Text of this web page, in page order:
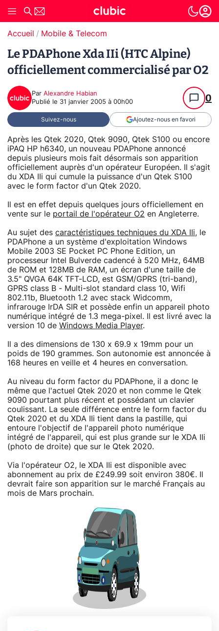
Accueil Mobile & Telecom
Le PDAPhone Xda IIi (HTC Alpine)
officiellement commercialisé par O2
Par Alexandre Habian
Publié le 31 janvier 2005 à 00h00 0
Suivez-nous Ajoutez-nous en favori
Après les Qtek 2020, Qtek 9090, Qtek S100 ou encore
iPAQ HP h6340, un nouveau PDAPhone annoncé
depuis plusieurs mois fait désormais son apparition
officiellement auprès d'un opérateur Européen. Il s'agit
du XDA IIi qui cumule la puissance d'un Qtek S100
avec le form factor d'un Qtek 2020.
Il est en effet depuis quelques jours officiellement en
vente sur le portail de l'opérateur O2 en Angleterre.
Au sujet des caractéristiques techniques du XDA IIi, le
PDAPhone a un système d'exploitation Windows
Mobile 2003 SE Pocket PC Phone Edition, un
processeur Intel Bulverde cadencé à 520 MHz, 64MB
de ROM et 128MB de RAM, un écran d'une taille de
3.5" QVGA 64K TFT-LCD, est GSM/GPRS (tri-band),
GPRS class B - Multi-slot standard class 10, Wifi
802.11b, Bluetooth 1.2 avec stack Widcomm,
infrarouge IrDA SIR et possède enfin un appareil photo
numérique intégré de 1.3 mega-pixel. Il est livré avec la
version 10 de Windows Media Player.
Il a des dimensions de 130 x 69.9 x 19mm pour un
poids de 190 grammes. Son autonomie est annoncée à
168 heures en veille et 4 heures en conversation.
Au niveau du form factor du PDAPhone, il a donc le
même que l'actuel Qtek 2020 et non comme le Qtek
9090 pourtant plus récent et possédant un clavier
coulissant. La seule différence entre le form factor du
Qtek 2020 et du XDA IIi tient dans la pastille, qui
entoure l'objectif de l'appareil photo numérique
intégré de l'appareil, qui est plus grande sur le XDA IIi
(photo de droite) que sur le Qtek 2020.
Via l'opérateur O2, le XDA IIi est disponible avec
abonnement au prix de £249.99 soit environ 380€. Il
devrait faire son apparition sur le marché Français au
mois de Mars prochain.